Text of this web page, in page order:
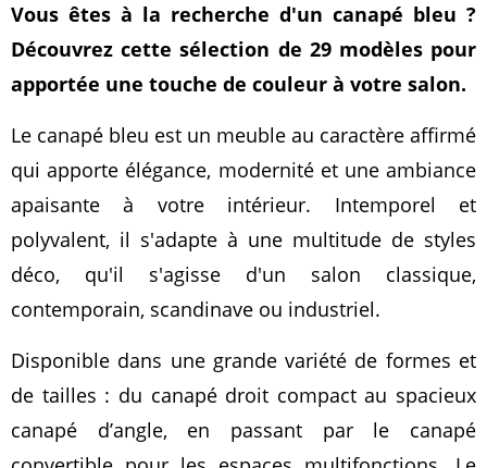
Vous êtes à la recherche d'un canapé bleu ?
Découvrez cette sélection de 29 modèles pour
apportée une touche de couleur à votre salon.
Le canapé bleu est un meuble au caractère affirmé
qui apporte élégance, modernité et une ambiance
apaisante à votre intérieur. Intemporel et
polyvalent, il s'adapte à une multitude de styles
déco, qu'il s'agisse d'un salon classique,
contemporain, scandinave ou industriel.
Disponible dans une grande variété de formes et
de tailles : du canapé droit compact au spacieux
canapé d’angle, en passant par le canapé